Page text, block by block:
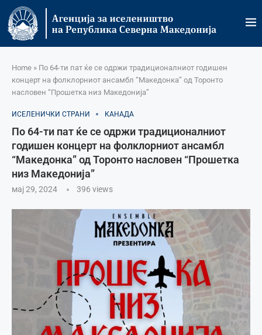
Home » По 64-ти пат ќе се одржи традиционалниот годишен
концерт на фолклорниот ансамбл “Македонка” од Торонто
насловен “Прошетка низ Македонија”
ИСЕЛЕНИЧКИ СТРАНИ КАНАДА
По 64-ти пат ќе се одржи традиционалниот
годишен концерт на фолклорниот ансамбл
“Македонка” од Торонто насловен “Прошетка
низ Македонија”
мај 29, 2024 396 views